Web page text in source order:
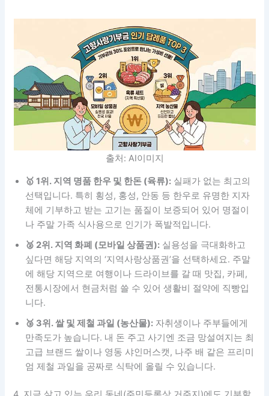
출처: AI이미지
🥇 1위. 지역 명품 한우 및 한돈 (육류): 실패가 없는 최고의
선택입니다. 특히 횡성, 홍성, 안동 등 한우로 유명한 지자
체에 기부하고 받는 고기는 품질이 보증되어 있어 명절이
나 주말 가족 식사용으로 인기가 폭발적입니다.
🥈 2위. 지역 화폐 (모바일 상품권): 실용성을 극대화하고
싶다면 해당 지역의 ‘지역사랑상품권’을 선택하세요. 주말
에 해당 지역으로 여행이나 드라이브를 갈 때 맛집, 카페,
전통시장에서 현금처럼 쓸 수 있어 생활비 절약에 직빵입
니다.
🥉 3위. 쌀 및 제철 과일 (농산물): 자취생이나 주부들에게
만족도가 높습니다. 내 돈 주고 사기엔 조금 망설여지는 최
고급 브랜드 쌀이나 영동 샤인머스캣, 나주 배 같은 프리미
엄 제철 과일을 공짜로 식탁에 올릴 수 있습니다.